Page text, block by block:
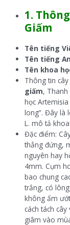
1.
Giấm
Tên tiếng
Tên tiếng
Tên khoa
Thông tin
giấm,
học
long”. Đây là
L. mô tả
Đặc điểm:
thẳng đứng,
nguyên hay
4mm. Cụm
bao chung
trắng, có
không ẩm
cách tách
giâm vào